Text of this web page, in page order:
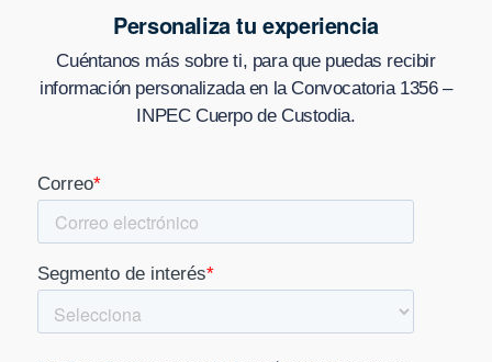
Personaliza tu experiencia
Cuéntanos más sobre ti, para que puedas recibir
información personalizada en la Convocatoria 1356 –
INPEC Cuerpo de Custodia.